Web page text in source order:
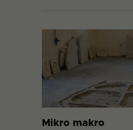
Mikro makro